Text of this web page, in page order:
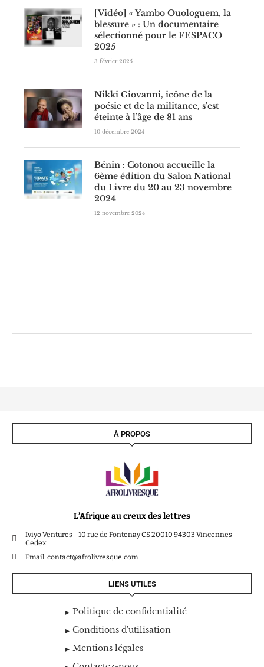
[Vidéo] « Yambo Ouologuem, la
blessure » : Un documentaire
sélectionné pour le FESPACO
2025
3 février 2025
Nikki Giovanni, icône de la
poésie et de la militance, s’est
éteinte à l’âge de 81 ans
10 décembre 2024
Bénin : Cotonou accueille la
6ème édition du Salon National
du Livre du 20 au 23 novembre
2024
12 novembre 2024
À PROPOS
L’Afrique au creux des lettres
Iviyo Ventures - 10 rue de Fontenay CS 20010 94303 Vincennes
Cedex
Email: contact@afrolivresque.com
LIENS UTILES
Politique de confidentialité
Conditions d'utilisation
Mentions légales